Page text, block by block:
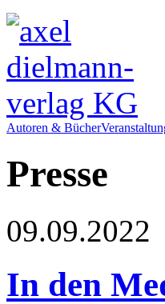
Autoren & Bücher
Presse
09.09.2022
In den